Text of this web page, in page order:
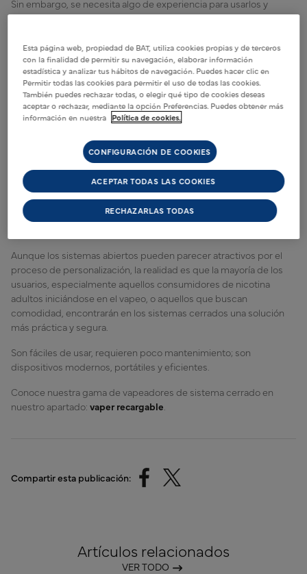
Sin embargo, se necesita algo de experiencia para usarlos y
requieren limpieza constante.
Entonces, ¿qué sistema te
conviene más?
busques como usuario. Si valoras más la simplicidad, la limpieza y
la practicidad, un dispositivo de sistema cerrado como el
GO RELOAD
es para ti.
Por otro lado, si prefieres experimentar con sabores y
personalizar la experiencia, un sistema abierto te ofrecerá esa
Aunque los sistemas abiertos pueden parecer atractivos por el
proceso de personalización, la realidad es que la mayoría de los
usuarios, especialmente aquellos consumidores de nicotina
adultos iniciándose en el vapeo, o aquellos que buscan
comodidad, encontrarán en los sistemas cerrados una solución
más práctica y segura.
Son fáciles de usar, requieren poco mantenimiento; son
dispositivos modernos, portátiles y eficientes.
Conoce nuestra gama de vapeadores de sistema cerrado en
nuestro apartado: vaper recargable
Compartir esta publicación:
Artículos relacionados
VER TODO
Esta página web, propiedad de BAT, utiliza cookies propias y de terceros
con la finalidad de permitir su navegación, elaborar información
estadística y analizar tus hábitos de navegación. Puedes hacer clic en
Permitir todas las cookies para permitir el uso de todas las cookies.
También puedes rechazar todas, o elegir qué tipo de cookies deseas
aceptar o rechazar, mediante la opción Preferencias. Puedes obtener más
información en nuestra Política de cookies.
CONFIGURACIÓN DE COOKIES
RECHAZARLAS TODAS
ACEPTAR TODAS LAS COOKIES